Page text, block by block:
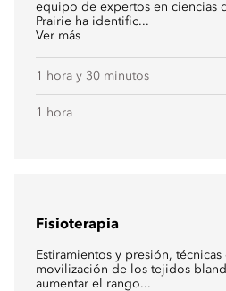
equipo de expertos en ciencias
Prairie ha identific...
Ver más
1 hora y 30 minutos
1 hora
Fisioterapia
Estiramientos y presión,
movilización de los tejidos
aumentar el rango...